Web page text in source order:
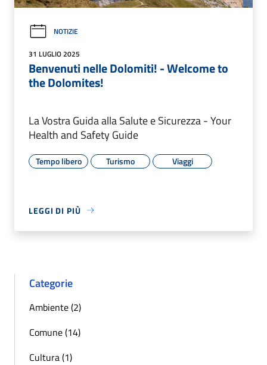
NOTIZIE
31 LUGLIO 2025
Benvenuti nelle Dolomiti! - Welcome to
the Dolomites!
La Vostra Guida alla Salute e Sicurezza - Your
Health and Safety Guide
Tempo libero Turismo Viaggi
LEGGI DI PIÙ
Categorie
Ambiente (2)
Comune (14)
Cultura (1)